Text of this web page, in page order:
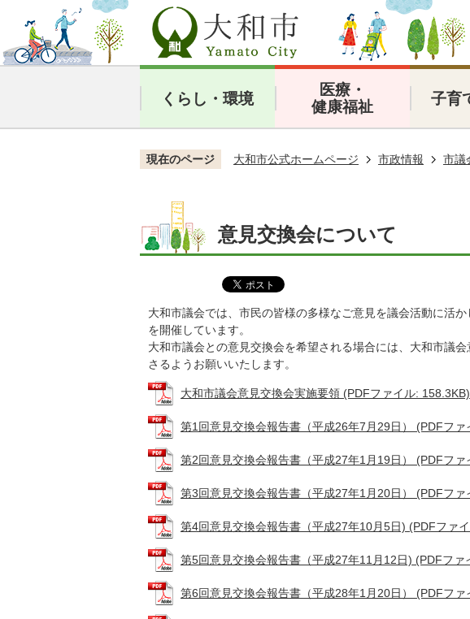
くらし・環境
医療・
健康福祉
子育
現在のページ 大和市公式ホームページ 市政情報 市議
意見交換会について
大和市議会では、市民の皆様の多様なご意見を議会活動に活
を開催しています。
大和市議会との意見交換会を希望される場合には、大和市議
さるようお願いいたします。
大和市議会意見交換会実施要領 (PDFファイル: 158.3KB)
第1回意見交換会報告書（平成26年7月29日） (PDFファ
第2回意見交換会報告書（平成27年1月19日） (PDFファ
第3回意見交換会報告書（平成27年1月20日） (PDFファ
第4回意見交換会報告書（平成27年10月5日) (PDFファ
第5回意見交換会報告書（平成27年11月12日) (PDFファ
第6回意見交換会報告書（平成28年1月20日） (PDFファ